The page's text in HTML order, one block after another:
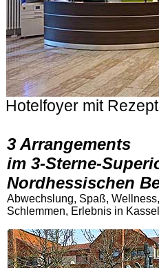
Hotelfoyer mit
3 Arrangements
im 3-Sterne-
Nordhessischen
Abwechslung, Spaß,
Schlemmen, Erlebnis in